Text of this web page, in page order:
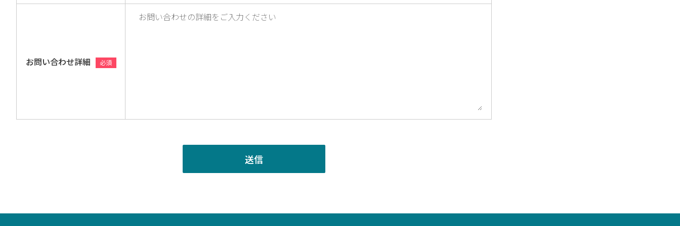
お問い合わせ詳細 必須